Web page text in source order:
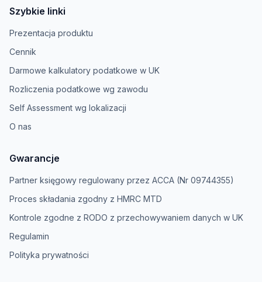
Szybkie linki
Prezentacja produktu
Cennik
Darmowe kalkulatory podatkowe w UK
Rozliczenia podatkowe wg zawodu
Self Assessment wg lokalizacji
O nas
Gwarancje
Partner księgowy regulowany przez ACCA (Nr 09744355)
Proces składania zgodny z HMRC MTD
Kontrole zgodne z RODO z przechowywaniem danych w UK
Regulamin
Polityka prywatności